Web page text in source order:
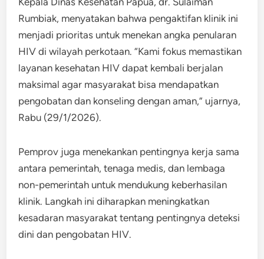
Rumbiak, menyatakan bahwa pengaktifan klinik ini
menjadi prioritas untuk menekan angka penularan
HIV di wilayah perkotaan. “Kami fokus memastikan
layanan kesehatan HIV dapat kembali berjalan
maksimal agar masyarakat bisa mendapatkan
pengobatan dan konseling dengan aman,” ujarnya,
Rabu (29/1/2026).
Pemprov juga menekankan pentingnya kerja sama
antara pemerintah, tenaga medis, dan lembaga
non-pemerintah untuk mendukung keberhasilan
klinik. Langkah ini diharapkan meningkatkan
kesadaran masyarakat tentang pentingnya deteksi
dini dan pengobatan HIV.